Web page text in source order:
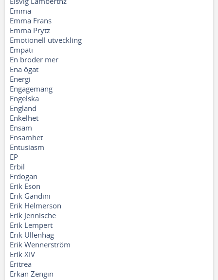
Emma
Emma Frans
Emma Prytz
Emotionell utveckling
Empati
En broder mer
Ena ögat
Energi
Engagemang
Engelska
England
Enkelhet
Ensam
Ensamhet
Entusiasm
EP
Erbil
Erdogan
Erik Eson
Erik Gandini
Erik Helmerson
Erik Jennische
Erik Lempert
Erik Ullenhag
Erik Wennerström
Erik XIV
Eritrea
Erkan Zengin